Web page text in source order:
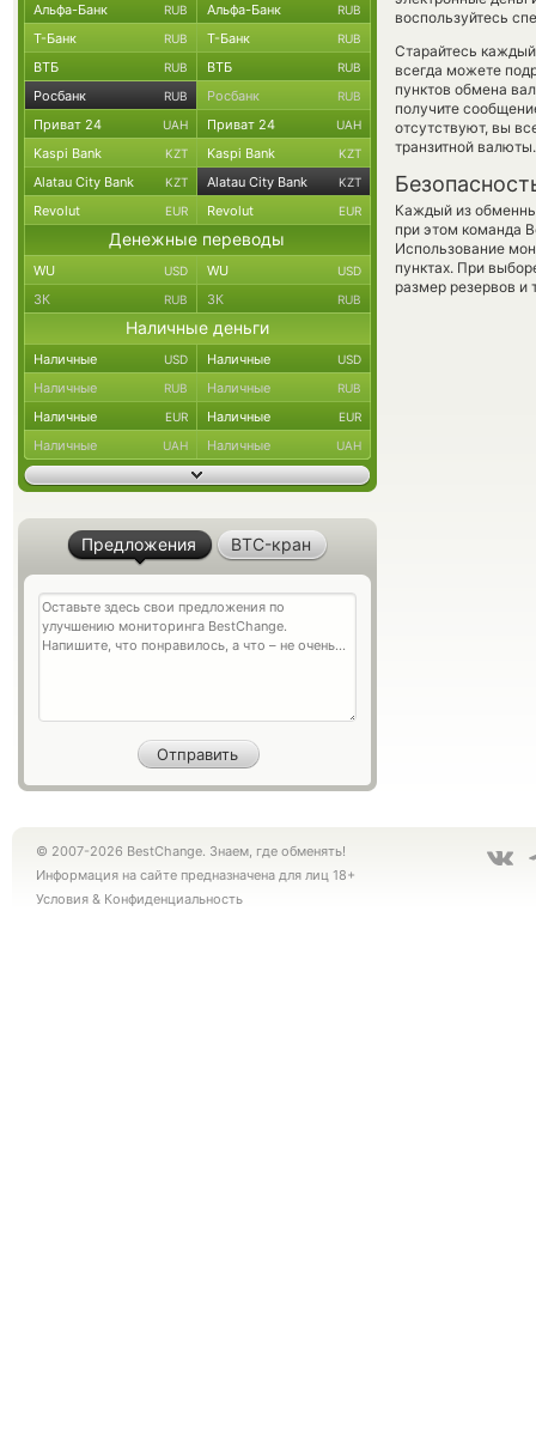
воспользуйтесь
Старайтесь
всегда можете
пунктов обмена
получите
отсутствуют, вы
транзитной валюты.
Каждый из
при этом команда
Использование
пунктах. При
размер резервов и
Альфа-Банк RUB Альфа-Банк RUB
Т-Банк RUB Т-Банк RUB
ВТБ RUB ВТБ RUB
Росбанк RUB Росбанк RUB
Приват 24 UAH Приват 24 UAH
Kaspi Bank KZT Kaspi Bank KZT
Alatau City Bank KZT Alatau City Bank KZT
Revolut EUR Revolut EUR
Денежные переводы
WU USD WU USD
ЗК RUB ЗК RUB
Наличные деньги
Наличные USD Наличные USD
Наличные RUB Наличные RUB
Наличные EUR Наличные EUR
Наличные UAH Наличные UAH
Предложения BTC-кран
© 2007-2026 BestChange. Знаем, где обменять!
Информация на сайте предназначена для лиц 18+
Условия & Конфиденциальность